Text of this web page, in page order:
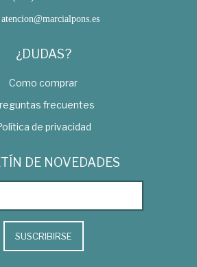
atencion@marcialpons.es
¿DUDAS?
Como comprar
frecuentes
de privacidad
DE NOVEDADES
SUSCRIBIRSE